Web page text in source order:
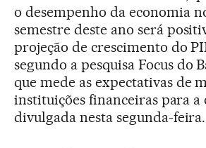
o desempenho da economia
semestre deste ano será
projeção de crescimento do
segundo a pesquisa Focus do
que mede as expectativas de
instituições financeiras para a
divulgada nesta segunda-feira.